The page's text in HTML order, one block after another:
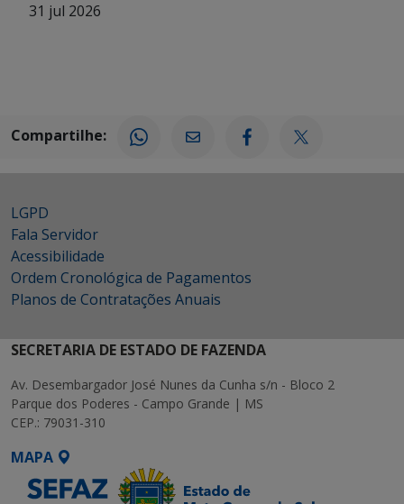
31 jul 2026
Compartilhe:
LGPD
Fala Servidor
Acessibilidade
Ordem Cronológica de Pagamentos
Planos de Contratações Anuais
SECRETARIA DE ESTADO DE FAZENDA
Av. Desembargador José Nunes da Cunha s/n - Bloco 2
Parque dos Poderes - Campo Grande | MS
CEP.: 79031-310
MAPA